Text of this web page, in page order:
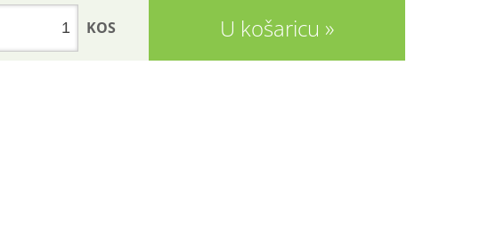
U košaricu
KOS